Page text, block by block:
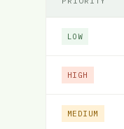
LOW
HIGH
MEDIUM